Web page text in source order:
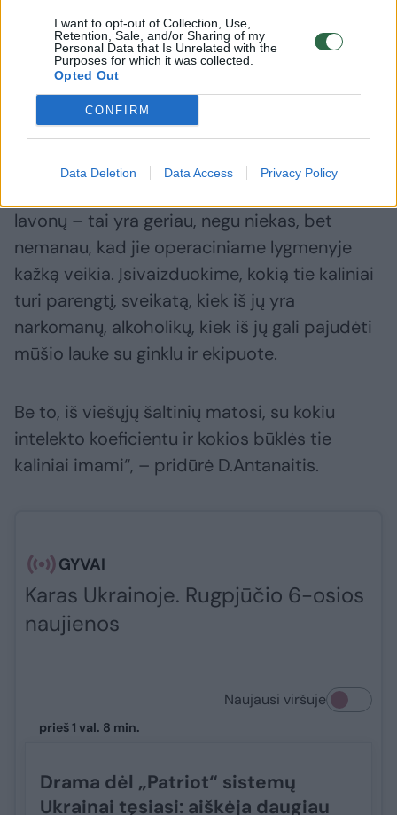
I want to opt-out of Collection, Use,
Retention, Sale, and/or Sharing of my
Personal Data that Is Unrelated with the
Purposes for which it was collected.
Opted Out
CONFIRM
Data Deletion Data Access Privacy Policy
Paklaustas, kokia yra šio dalinio reikšmė
pačiame kare, atsargos karininkas didelių
vilčių jiems tikrai nesuteikė.
„Manau, tai yra dar blogesnės kokybės mėsa,
nei mobilizuoti žmonės. „Wagner“ yra dar
lavonų – tai yra geriau, negu niekas, bet
nemanau, kad jie operaciniame lygmenyje
kažką veikia. Įsivaizduokime, kokią tie kaliniai
turi parengtį, sveikatą, kiek iš jų yra
narkomanų, alkoholikų, kiek iš jų gali pajudėti
mūšio lauke su ginklu ir ekipuote.
Be to, iš viešųjų šaltinių matosi, su kokiu
intelekto koeficientu ir kokios būklės tie
kaliniai imami“, – pridūrė D.Antanaitis.
GYVAI
Karas Ukrainoje. Rugpjūčio 6-osios
naujienos
Naujausi viršuje
prieš 1 val. 8 min.
Drama dėl „Patriot“ sistemų
Ukrainai tęsiasi: aiškėja daugiau